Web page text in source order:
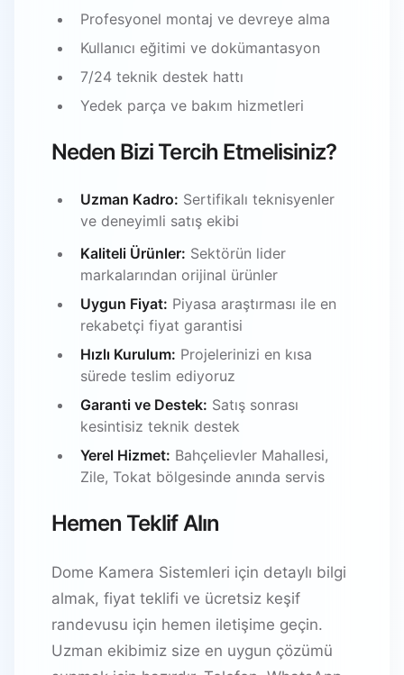
Profesyonel montaj ve devreye alma
Kullanıcı eğitimi ve dokümantasyon
7/24 teknik destek hattı
Yedek parça ve bakım hizmetleri
Neden Bizi Tercih Etmelisiniz?
Uzman Kadro: Sertifikalı teknisyenler
ve deneyimli satış ekibi
Kaliteli Ürünler: Sektörün lider
markalarından orijinal ürünler
Uygun Fiyat: Piyasa araştırması ile en
rekabetçi fiyat garantisi
Hızlı Kurulum: Projelerinizi en kısa
sürede teslim ediyoruz
Garanti ve Destek: Satış sonrası
kesintisiz teknik destek
Yerel Hizmet: Bahçelievler Mahallesi,
Zile, Tokat bölgesinde anında servis
Hemen Teklif Alın
Dome Kamera Sistemleri için detaylı bilgi
almak, fiyat teklifi ve ücretsiz keşif
randevusu için hemen iletişime geçin.
Uzman ekibimiz size en uygun çözümü